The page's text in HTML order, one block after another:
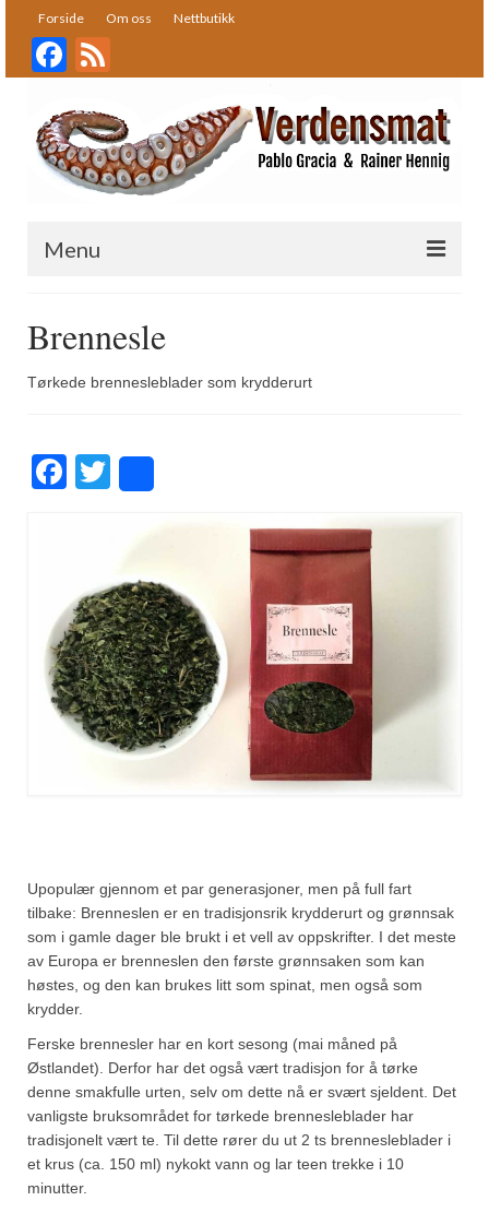
Forside Om oss Nettbutikk
Facebook
Menu
Oppskrifter
Fisk og skalldyr
Gryteretter
Kjøttretter
Snacks
Supper
Vegetar
Albóndigaskrydder
Bouquet garni
Brennesle
Cajunkrydder, sterkt
Estragon
Guindillas
Brennesle
Tørkede brennesleblader som krydderurt
Facebook
Twitter
Upopulær gjennom et par generasjoner, men på full fart
tilbake: Brenneslen er en tradisjonsrik krydderurt og grønnsak
som i gamle dager ble brukt i et vell av oppskrifter. I det meste
av Europa er brenneslen den første grønnsaken som kan
høstes, og den kan brukes litt som spinat, men også som
krydder.
Ferske brennesler har en kort sesong (mai måned på
Østlandet). Derfor har det også vært tradisjon for å tørke
denne smakfulle urten, selv om dette nå er svært sjeldent. Det
vanligste bruksområdet for tørkede brennesleblader har
tradisjonelt vært te. Til dette rører du ut 2 ts brennesleblader i
et krus (ca. 150 ml) nykokt vann og lar teen trekke i 10
minutter.